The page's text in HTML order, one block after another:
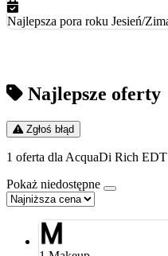
Najlepsza pora roku Jesień/
Najlepsze oferty
Zgłoś błąd
1 oferta dla AcquaDi Rich
Pokaż niedostępne